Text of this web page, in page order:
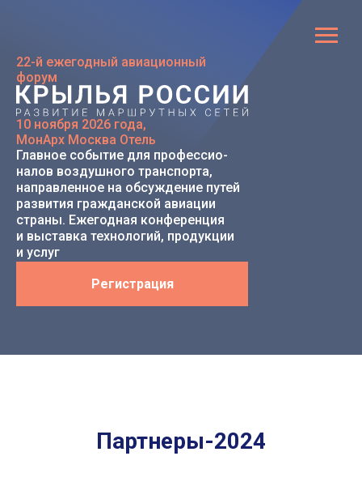
22-й ежегодный авиационный
форум
10 ноября 2026 года,
МонАрх Москва Отель
Главное событие для про­фес­сио­
налов воздушного транспорта,
направленное на обсуждение путей
развития гражданской авиации
страны. Ежегодная конференция
и выставка технологий, продукции
и услуг
Регистрация
Партнеры-2024